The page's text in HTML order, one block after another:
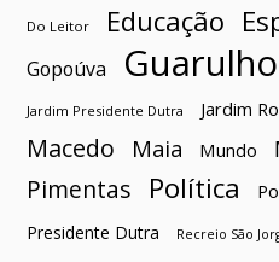
Do Leitor Educação
Gopoúva
Jardim Presidente Dutra Jardim
Macedo
Maia Mundo
Pimentas Política
Presidente Dutra Recreio São